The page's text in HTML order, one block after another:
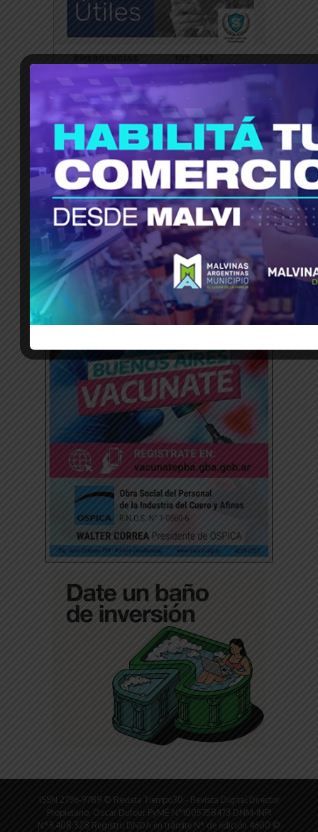
ISSN 2796-9789 © Revista Tiempo30 - Revista Digital Director
Propietario: Oscar Dufour PyME N°1005758473 DNM-INPI
N°3.408.328 Registro DNDA en trámite N° de edición 4600 ©